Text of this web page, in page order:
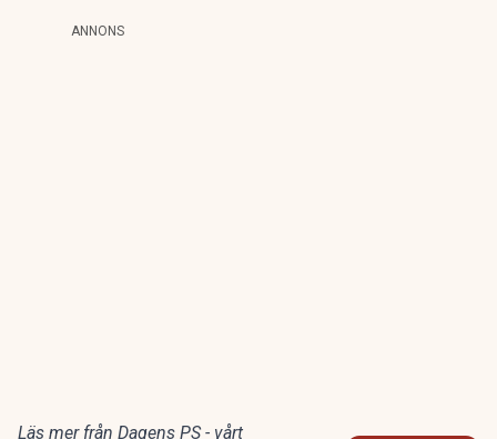
ANNONS
Läs mer från Dagens PS - vårt